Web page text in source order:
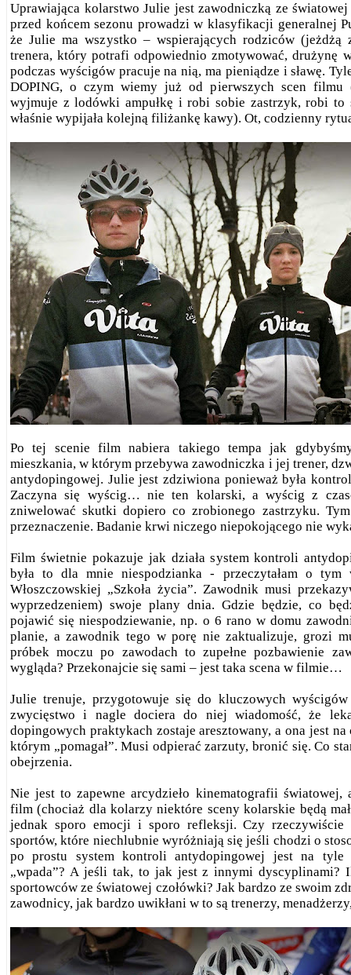
Uprawiająca kolarstwo Julie jest zawodniczką ze
przed końcem sezonu prowadzi w klasyfikacji generalnej
że Julie ma wszystko – wspierających rodziców (jeżdżą
trenera, który potrafi odpowiednio zmotywować, drużynę
podczas wyścigów pracuje na nią, ma pieniądze i sławę.
DOPING, o czym wiemy już od pierwszych scen filmu
wyjmuje z lodówki ampułkę i robi sobie zastrzyk, robi to
właśnie wypijała kolejną filiżankę kawy). Ot, codzienny
Po tej scenie film nabiera takiego tempa jak
mieszkania, w którym przebywa zawodniczka i jej trener,
antydopingowej. Julie jest zdziwiona ponieważ była
Zaczyna się wyścig… nie ten kolarski, a wyścig z
zniwelować skutki dopiero co zrobionego zastrzyku.
przeznaczenie. Badanie krwi niczego niepokojącego nie
Film świetnie pokazuje jak działa system kontroli
była to dla mnie niespodzianka - przeczytałam o tym
Włoszczowskiej „Szkoła życia”. Zawodnik musi
wyprzedzeniem) swoje plany dnia. Gdzie będzie, co
pojawić się niespodziewanie, np. o 6 rano w domu
planie, a zawodnik tego w porę nie zaktualizuje, grozi
próbek moczu po zawodach to zupełne pozbawienie
wygląda? Przekonajcie się sami – jest taka scena w filmie…
Julie trenuje, przygotowuje się do kluczowych wyścigów
zwycięstwo i nagle dociera do niej wiadomość, że
dopingowych praktykach zostaje aresztowany, a ona jest
którym „pomagał”. Musi odpierać zarzuty, bronić się. Co
obejrzenia.
Nie jest to zapewne arcydzieło kinematografii światowej,
film (chociaż dla kolarzy niektóre sceny kolarskie będą
jednak sporo emocji i sporo refleksji. Czy rzeczywiście
sportów, które niechlubnie wyróżniają się jeśli chodzi o
po prostu system kontroli antydopingowej jest na tyle
„wpada”? A jeśli tak, to jak jest z innymi dyscyplinami?
sportowców ze światowej czołówki? Jak bardzo ze swoim
zawodnicy, jak bardzo uwikłani w to są trenerzy,